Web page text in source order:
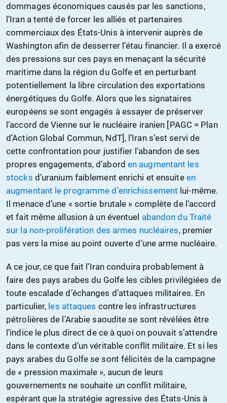
dommages économiques causés par les sanctions,
l’Iran a tenté de forcer les alliés et partenaires
commerciaux des États-Unis à intervenir auprès de
Washington afin de desserrer l’étau financier. Il a exercé
des pressions sur ces pays en menaçant la sécurité
maritime dans la région du Golfe et en perturbant
potentiellement la libre circulation des exportations
énergétiques du Golfe. Alors que les signataires
européens se sont engagés à essayer de préserver
l’accord de Vienne sur le nucléaire iranien [PAGC = Plan
d’Action Global Commun, NdT], l’Iran s’est servi de
cette confrontation pour justifier l’abandon de ses
propres engagements, d’abord en augmentant les
stocks d’uranium faiblement enrichi et ensuite en
augmentant le programme d’enrichissement lui-même.
Il menace d’une « sortie brutale » complète de l’accord
et fait même allusion à un éventuel abandon du Traité
sur la non-prolifération des armes nucléaires, premier
pas vers la mise au point ouverte d’une arme nucléaire.
A ce jour, ce que fait l’Iran conduira probablement à
faire des pays arabes du Golfe les cibles privilégiées de
toute escalade d’échanges d’attaques militaires. En
particulier, les attaques contre les infrastructures
pétrolières de l’Arabie saoudite se sont révélées être
l’indice le plus direct de ce à quoi on pouvait s’attendre
dans le contexte d’un véritable conflit militaire. Et si les
pays arabes du Golfe se sont félicités de la campagne
de « pression maximale », aucun de leurs
gouvernements ne souhaite un conflit militaire,
espérant que la stratégie agressive des États-Unis à